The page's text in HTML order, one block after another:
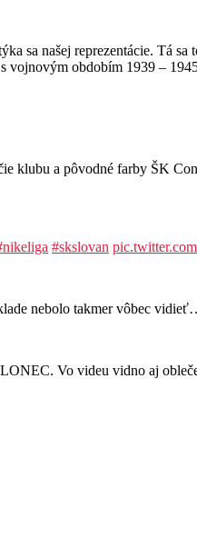
sa našej reprezentácie. Tá
s vojnovým obdobím 1939 –
a pôvodné farby ŠK
#skslovan
nebolo takmer vôbec
Vo videu vidno aj